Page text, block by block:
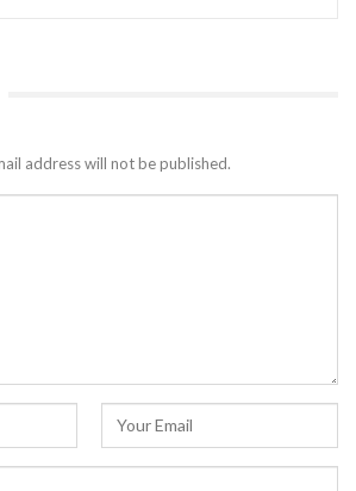
address will not be published.